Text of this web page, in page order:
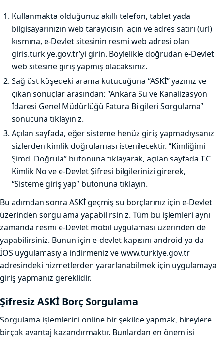
Kullanmakta olduğunuz akıllı telefon, tablet yada
bilgisayarınızın web tarayıcısını açın ve adres satırı (url)
kısmına, e-Devlet sitesinin resmi web adresi olan
giris.turkiye.gov.tr’yi girin. Böylelikle doğrudan e-Devlet
web sitesine giriş yapmış olacaksınız.
Sağ üst köşedeki arama kutucuğuna “ASKİ” yazınız ve
çıkan sonuçlar arasından; “Ankara Su ve Kanalizasyon
İdaresi Genel Müdürlüğü Fatura Bilgileri Sorgulama”
sonucuna tıklayınız.
Açılan sayfada, eğer sisteme henüz giriş yapmadıysanız
sizlerden kimlik doğrulaması istenilecektir. “Kimliğimi
Şimdi Doğrula” butonuna tıklayarak, açılan sayfada T.C
Kimlik No ve e-Devlet Şifresi bilgilerinizi girerek,
“Sisteme giriş yap” butonuna tıklayın.
Bu adımdan sonra ASKİ geçmiş su borçlarınız için e-Devlet
üzerinden sorgulama yapabilirsiniz. Tüm bu işlemleri aynı
zamanda resmi e-Devlet mobil uygulaması üzerinden de
yapabilirsiniz. Bunun için e-devlet kapısını android ya da
İOS uygulamasıyla indirmeniz ve www.turkiye.gov.tr
adresindeki hizmetlerden yararlanabilmek için uygulamaya
giriş yapmanız gereklidir.
Şifresiz ASKİ Borç Sorgulama
Sorgulama işlemlerini online bir şekilde yapmak, bireylere
birçok avantaj kazandırmaktır. Bunlardan en önemlisi